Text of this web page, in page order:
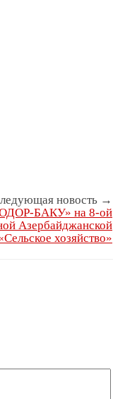
новость →
БАКУ» на 8-ой
Азербайджанской
хозяйство»